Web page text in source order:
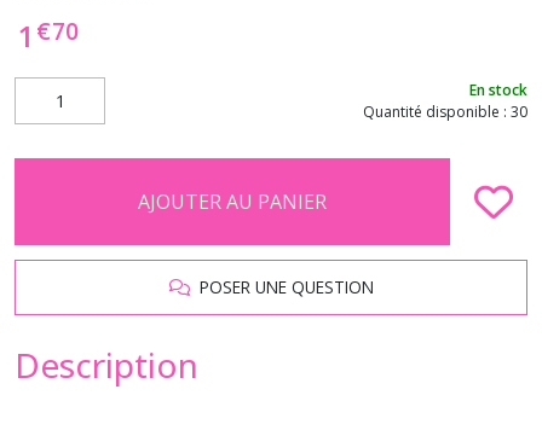
1 €70
En stock
Quantité disponible : 30
AJOUTER AU PANIER
POSER UNE QUESTION
Description